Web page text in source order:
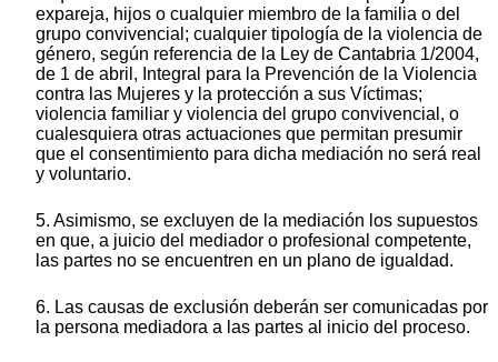
expareja, hijos o cualquier miembro de la familia o del
grupo convivencial; cualquier tipología de la violencia de
género, según referencia de la Ley de Cantabria 1/2004,
de 1 de abril, Integral para la Prevención de la Violencia
contra las Mujeres y la protección a sus Víctimas;
violencia familiar y violencia del grupo convivencial, o
cualesquiera otras actuaciones que permitan presumir
que el consentimiento para dicha mediación no será real
y voluntario.
5. Asimismo, se excluyen de la mediación los supuestos
en que, a juicio del mediador o profesional competente,
las partes no se encuentren en un plano de igualdad.
6. Las causas de exclusión deberán ser comunicadas por
la persona mediadora a las partes al inicio del proceso.